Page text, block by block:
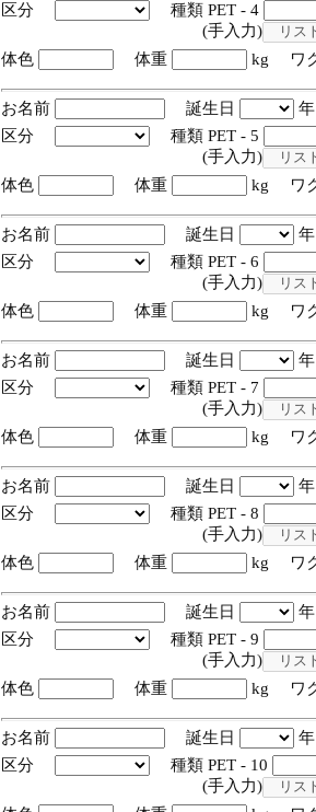
区分
種類 PET - 4
(手入力)
体色
体重 kg ワ
お名前 誕生日
区分
種類 PET - 5
(手入力)
体色
体重 kg ワ
お名前 誕生日
区分
種類 PET - 6
(手入力)
体色
体重 kg ワ
お名前 誕生日
区分
種類 PET - 7
(手入力)
体色
体重 kg ワ
お名前 誕生日
区分
種類 PET - 8
(手入力)
体色
体重 kg ワ
お名前 誕生日
区分
種類 PET - 9
(手入力)
体色
体重 kg ワ
お名前 誕生日
区分
種類 PET - 10
(手入力)